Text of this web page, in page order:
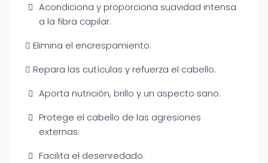
Acondiciona y proporciona suavidad intensa
a la fibra capilar.
Elimina el encrespamiento.
Repara las cutículas y refuerza el cabello.
Aporta nutrición, brillo y un aspecto sano.
Protege el cabello de las agresiones
externas.
Facilita el desenredado.